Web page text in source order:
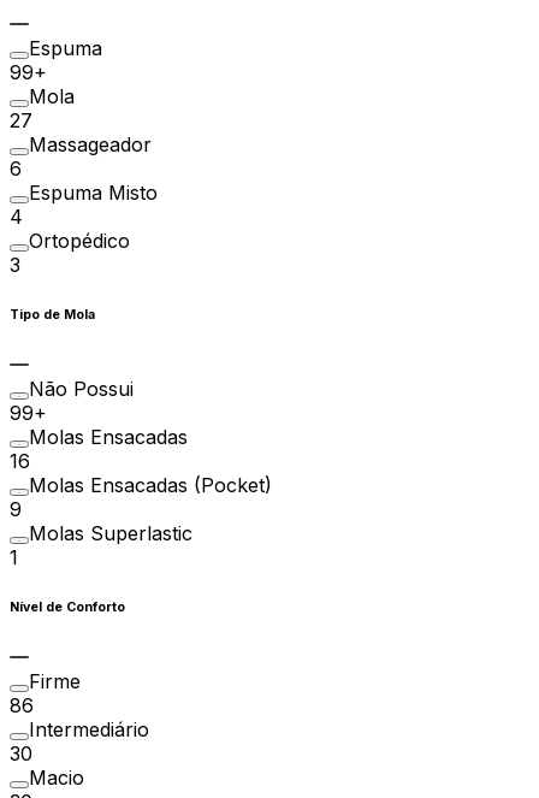
Espuma
99+
Mola
27
Massageador
6
Espuma Misto
4
Ortopédico
3
Tipo de Mola
Não Possui
99+
Molas Ensacadas
16
Molas Ensacadas (Pocket)
9
Molas Superlastic
1
Nível de Conforto
Firme
86
Intermediário
30
Macio